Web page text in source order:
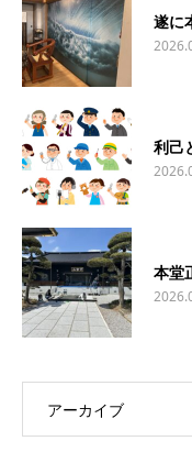
遂に
利己
本堂
アーカイブ